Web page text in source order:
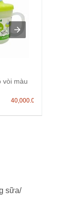
vòi màu
40,000.00
sữa/